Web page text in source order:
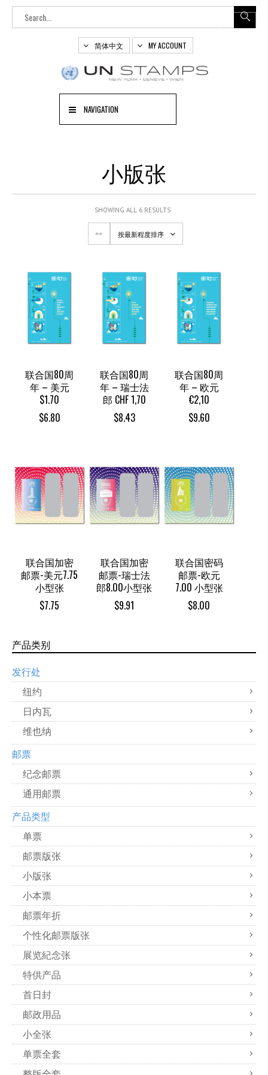
简体中文 MY ACCOUNT
NAVIGATION
小版张
SHOWING ALL 6 RESULTS
按最新程度排序
联合国80周
年 – 美元
$1.70
$6.80
联合国80周
年 – 瑞士法
郎 CHF 1,70
$8.43
联合国80周
年 – 欧元
€2,10
$9.60
联合国加密
邮票-美元7.75
小型张
$7.75
联合国加密
邮票-瑞士法
郎8.00小型张
$9.91
联合国密码
邮票-欧元
7.00 小型张
$8.00
产品类别
发行处
纽约
日内瓦
维也纳
邮票
纪念邮票
通用邮票
产品类型
单票
邮票版张
小版张
小本票
邮票年折
个性化邮票版张
展览紀念张
特供产品
首日封
邮政用品
小全张
单票全套